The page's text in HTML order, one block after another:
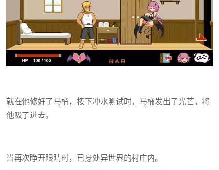
就在他修好了马桶，按下冲水测试时，马桶发出了光芒，将
他吸了进去。
当再次睁开眼睛时，已身处异世界的村庄内。